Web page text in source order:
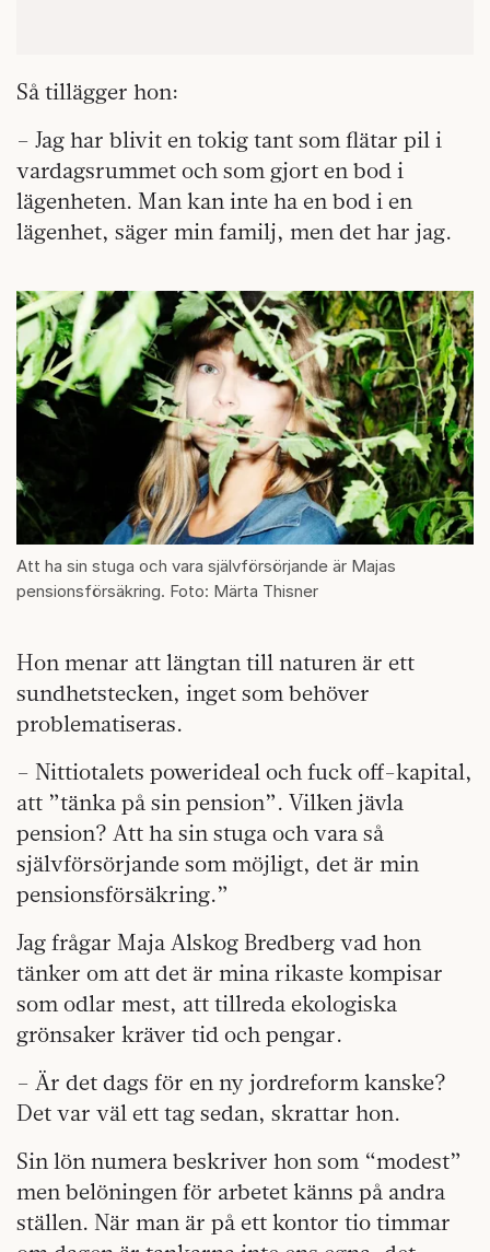
Så tillägger hon:
– Jag har blivit en tokig tant som flätar pil i
vardagsrummet och som gjort en bod i
lägenheten. Man kan inte ha en bod i en
lägenhet, säger min familj, men det har jag.
Att ha sin stuga och vara självförsörjande är Majas
pensionsförsäkring. Foto: Märta Thisner
Hon menar att längtan till naturen är ett
sundhetstecken, inget som behöver
problematiseras.
– Nittiotalets powerideal och fuck off-kapital,
att ”tänka på sin pension”. Vilken jävla
pension? Att ha sin stuga och vara så
självförsörjande som möjligt, det är min
pensionsförsäkring.”
Jag frågar Maja Alskog Bredberg vad hon
tänker om att det är mina rikaste kompisar
som odlar mest, att tillreda ekologiska
grönsaker kräver tid och pengar.
– Är det dags för en ny jordreform kanske?
Det var väl ett tag sedan, skrattar hon.
Sin lön numera beskriver hon som “modest”
men belöningen för arbetet känns på andra
ställen. När man är på ett kontor tio timmar